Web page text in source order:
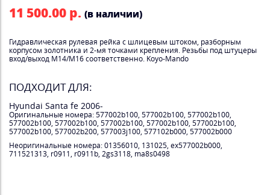
11 500.00 р. (в наличии)
Гидравлическая рулевая рейка с шлицевым штоком, разборным
корпусом золотника и 2-мя точками крепления. Резьбы под штуцеры
вход/выход М14/М16 соответственно. Koyo-Mando
ПОДХОДИТ ДЛЯ:
Hyundai Santa fe 2006-
Оригинальные номера: 577002b100, 577002b100, 577002b100,
577002b100, 577002b100, 577002b100, 577002b100, 577002b100,
577002b100, 577002b200, 577003j100, 577102b000, 577002b000
Неоригинальные номера: 01356010, 131025, ex577002b000,
711521313, r0911, r0911b, 2gs3118, ma8s0498